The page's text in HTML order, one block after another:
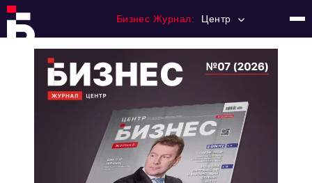
Бизнес Журнал: Центр